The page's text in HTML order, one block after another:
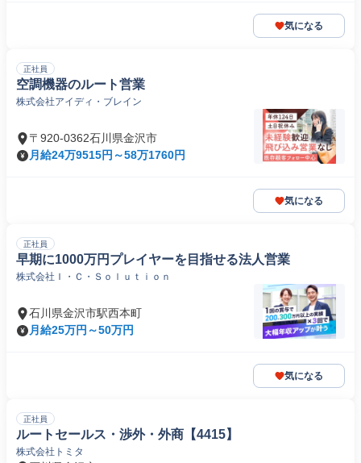
気になる
正社員
空調機器のルート営業
株式会社アイディ・ブレイン
〒920-0362石川県金沢市
月給24万9515円～58万1760円
気になる
正社員
早期に1000万円プレイヤーを目指せる法人営業
株式会社Ｉ・Ｃ・Ｓｏｌｕｔｉｏｎ
石川県金沢市駅西本町
月給25万円～50万円
気になる
正社員
ルートセールス・渉外・外商【4415】
株式会社トミタ